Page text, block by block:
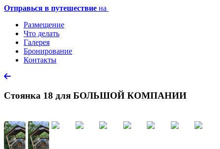
Отправься в путешествие на
Размещение
Что делать
Галерея
Бронирование
Контакты
Стоянка 18 для БОЛЬШОЙ КОМПАНИИ